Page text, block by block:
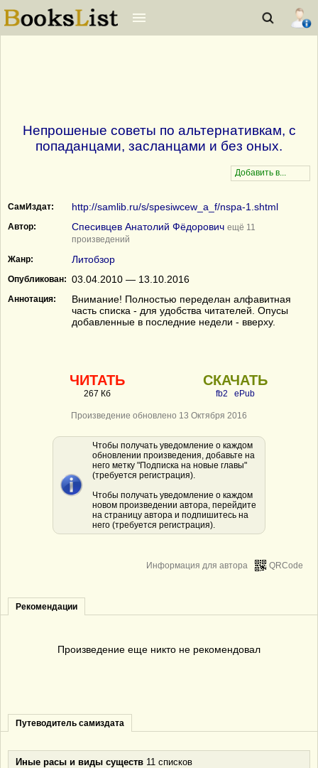
Непрошеные советы по альтернативкам, с
попаданцами, засланцами и без оных.
СамИздат: http://samlib.ru/s/spesiwcew_a_f/nspa-1.shtml
Автор: Спесивцев Анатолий Фёдорович ещё 11
произведений
Жанр:
Литобзор
Опубликован: 03.04.2010 — 13.10.2016
Аннотация:
Внимание! Полностью переделан алфавитная
часть списка - для удобства читателей. Опусы
добавленные в последние недели - вверху.
ЧИТАТЬ
267 Кб
СКАЧАТЬ
fb2 ePub
Произведение обновлено 13 Октября 2016
Чтобы получать уведомление о каждом
обновлении произведения, добавьте на
него метку "Подписка на новые главы"
(требуется регистрация).
Чтобы получать уведомление о каждом
новом произведении автора, перейдите
на страницу автора и подпишитесь на
него (требуется регистрация).
QRCode
Информация для автора
Рекомендации
Произведение еще никто не рекомендовал
Путеводитель самиздата
Иные расы и виды существ 11 списков